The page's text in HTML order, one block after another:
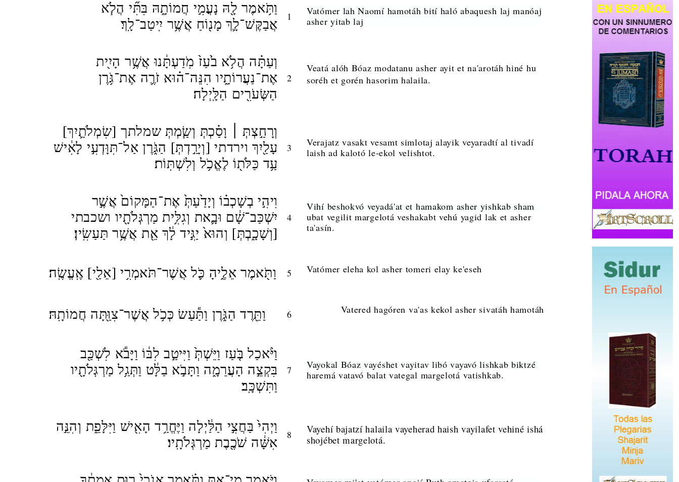
וַתֹּ֥אמֶר לָ֖הּ נָעֳמִ֣י חֲמוֹתָ֑הּ בִּתִּ֞י הֲלֹ֧א
אֲבַקֶּשׁ־לָ֛ךְ מָנ֖וֹחַ אֲשֶׁ֥ר יִֽיטַב־לָֽךְ׃
1
Vatómer lah Naomí hamotáh bití haló abaquesh laj manóaj
asher yitab laj
וְעַתָּ֗ה הֲלֹ֥א בֹ֙עַז֙ מֹֽדַעְתָּ֔נוּ אֲשֶׁ֥ר הָיִ֖ית
אֶת־נַעֲרוֹתָ֑יו הִנֵּה־ה֗וּא זֹרֶ֛ה אֶת־גֹּ֥רֶן
הַשְּׂעֹרִ֖ים הַלָּֽיְלָה׃
2
Veatá alóh Bóaz modatanu asher ayit et na'arotáh hiné hu
soréh et gorén hasorim halaila.
וְרָחַ֣צְתְּ ׀ וָסַ֗כְתְּ וְשַׂ֧מְתְּ שמלתך [שִׂמְלֹתַ֛יִךְ]
עָלַ֖יִךְ וירדתי [וְיָרַ֣דְתְּ] הַגֹּ֑רֶן אַל־תִּוָּדְעִ֣י לָאִ֔ישׁ
עַ֥ד כַּלֹּת֖וֹ לֶאֱכֹ֥ל וְלִשְׁתּֽוֹת׃
3
Verajatz vasakt vesamt simlotaj alayik veyaradtí al tivadí
laish ad kalotó le-ekol velishtot.
וִיהִ֣י בְשָׁכְב֗וֹ וְיָדַ֙עַתְּ֙ אֶת־הַמָּקוֹם֙ אֲשֶׁ֣ר
יִשְׁכַּב־שָׁ֔ם וּבָ֛את וְגִלִּ֥ית מַרְגְּלֹתָ֖יו ושכבתי
[וְשָׁכָ֑בְתְּ] וְהוּא֙ יַגִּ֣יד לָ֔ךְ אֵ֖ת אֲשֶׁ֥ר תַּעַשִֽׂין׃
4
Vihí beshokvó veyadá'at et hamakom asher yishkab sham
ubat vegilit margelotá veshakabt vehú yagid lak et asher
ta'asín.
וַתֹּ֖אמֶר אֵלֶ֑יהָ כֹּ֛ל אֲשֶׁר־תֹּאמְרִ֥י [אֵלַ֖י] אֶֽעֱשֶֽׂה׃ 5 Vatómer eleha kol asher tomeri elay ke'eseh
וַתֵּ֖רֶד הַגֹּ֑רֶן וַתַּ֕עַשׂ כְּכֹ֥ל אֲשֶׁר־צִוַּ֖תָּה חֲמוֹתָֽהּ׃ 6 Vatered hagóren va'as kekol asher sivatáh hamotáh
וַיֹּ֨אכַל בֹּ֤עַז וַיֵּשְׁתְּ֙ וַיִּיטַ֣ב לִבּ֔וֹ וַיָּבֹ֕א לִשְׁכַּ֖ב
בִּקְצֵ֣ה הָעֲרֵמָ֑ה וַתָּבֹ֣א בַלָּ֔ט וַתְּגַ֥ל מַרְגְּלֹתָ֖יו
וַתִּשְׁכָּֽב׃
7
Vayokal Bóaz vayéshet vayitav libó vayavó lishkab biktzé
haremá vatavó balat vategal margelotá vatishkab.
וַיְהִי֙ בַּחֲצִ֣י הַלַּ֔יְלָה וַיֶּחֱרַ֥ד הָאִ֖ישׁ וַיִּלָּפֵ֑ת וְהִנֵּ֣ה
אִשָּׁ֔ה שֹׁכֶ֖בֶת מַרְגְּלֹתָֽיו׃
8
Vayehí bajatzí halaila vayeherad haish vayilafet vehiné ishá
shojébet margelotá.